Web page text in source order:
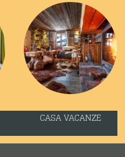
CASA VACANZE